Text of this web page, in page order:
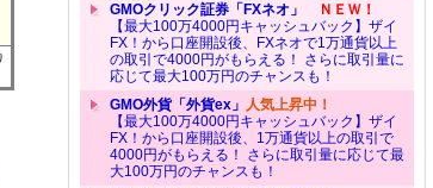
GMOクリック証券「FXネオ」
ＮＥＷ！
【最大100万4000円キャッシュバック】ザイ
FX！から口座開設後、FXネオで1万通貨以上
の取引で4000円がもらえる！ さらに取引量に
応じて最大100万円のチャンスも！
GMO外貨「外貨ex」 人気上昇中！
【最大100万4000円キャッシュバック】ザイ
FX！から口座開設後、1万通貨以上の取引で
4000円がもらえる！ さらに取引量に応じて最
大100万円のチャンスも！